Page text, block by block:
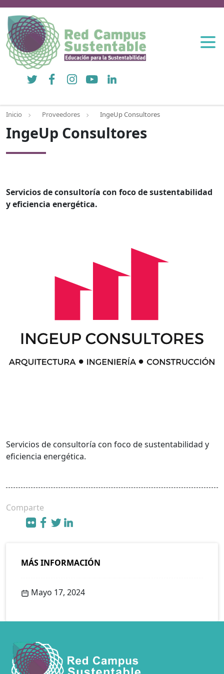
Twitter FacebookInstagramYouTubeLinkedIn
Inicio Proveedores IngeUp Consultores
IngeUp Consultores
Servicios de consultoría con foco de sustentabilidad
y eficiencia energética.
Servicios de consultoría con foco de sustentabilidad y
eficiencia energética.
Comparte
MÁS INFORMACIÓN
Mayo 17, 2024